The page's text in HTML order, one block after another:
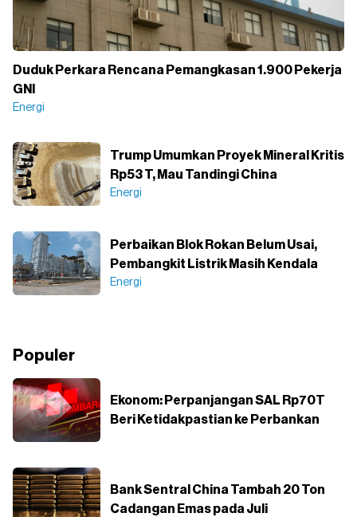
Duduk Perkara Rencana Pemangkasan 1.900 Pekerja
GNI
Energi
Trump Umumkan Proyek Mineral Kritis
Rp53 T, Mau Tandingi China
Energi
Perbaikan Blok Rokan Belum Usai,
Pembangkit Listrik Masih Kendala
Energi
Populer
Ekonom: Perpanjangan SAL Rp70T
Beri Ketidakpastian ke Perbankan
Bank Sentral China Tambah 20 Ton
Cadangan Emas pada Juli